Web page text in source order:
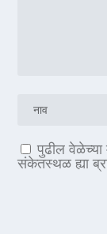
पुढील वेळेच्या
संकेतस्थळ ह्या